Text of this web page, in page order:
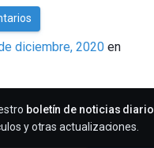
diciembre, 2020 en
boletín de noticias diario
y otras actualizaciones.